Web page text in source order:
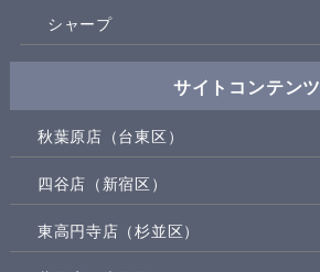
シャープ
サイトコンテンツ
秋葉原店（台東区）
四谷店（新宿区）
東高円寺店（杉並区）